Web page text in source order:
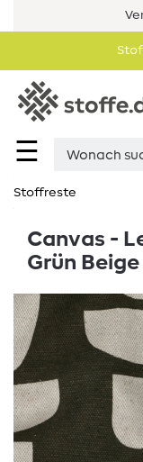
☰
Stoffreste
Canvas -
Grün Beige